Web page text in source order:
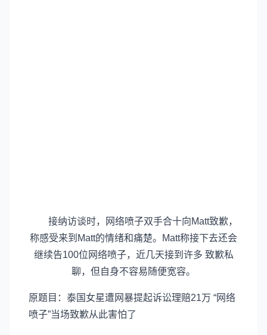
接纳访谈时，网络喷子双手合十向Matt致歉，
称感受来到Matt的情绪和痛楚。Matt称接下去还会
继续告100位网络喷子，近几天接到许多 致歉私
聊，但自身不容易随便宽容。
原题目：泰国女星遭网暴提起诉讼理赔21万 “网络
喷子”当场致歉从此害怕了